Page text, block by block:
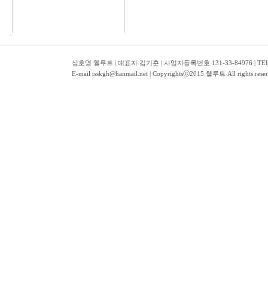
상호명 웰루트 | 대표자 김기훈 | 사업자등록번호 131-33-84976 |
E-mail isskgh@hanmail.net | Copyrightsⓒ2015 웰루트 All rights